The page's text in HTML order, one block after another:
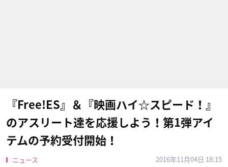
『Free!ES』＆『映画ハイ☆スピード！』
のアスリート達を応援しよう！第1弾アイ
テムの予約受付開始！
ニュース
2016年11月04日 18:15